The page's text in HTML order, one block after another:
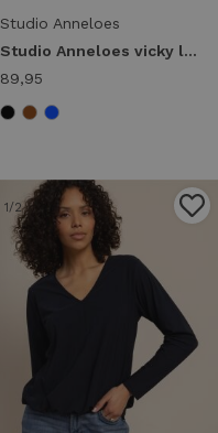
Studio Anneloes
Studio Anneloes vicky ls shirt 94858 T-shirt Lange mouw 9000 black
89,95
1/2